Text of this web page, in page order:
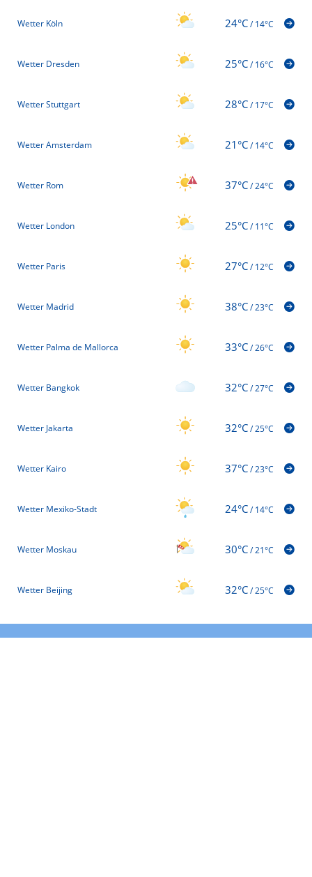
Wetter Köln 24°C/14°C
Wetter Dresden 25°C/16°C
Wetter Stuttgart 28°C/17°C
Wetter Amsterdam 21°C/14°C
Wetter Rom 37°C/24°C
Wetter London 25°C/11°C
Wetter Paris 27°C/12°C
Wetter Madrid 38°C/23°C
Wetter Palma de Mallorca 33°C/26°C
Wetter Bangkok 32°C/27°C
Wetter Jakarta 32°C/25°C
Wetter Kairo 37°C/23°C
Wetter Mexiko-Stadt 24°C/14°C
Wetter Moskau 30°C/21°C
Wetter Beijing 32°C/25°C